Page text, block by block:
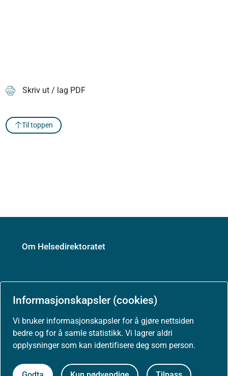
Informasjonskapsler (cookies)
Vi bruker informasjonskapsler for å gjøre nettsiden
bedre og for å samle statistikk. Vi lagrer aldri
opplysninger som kan identifisere deg som person.
Skriv ut / lag PDF
Til toppen
Om Helsedirektoratet
Om oss
Jobbe hos oss